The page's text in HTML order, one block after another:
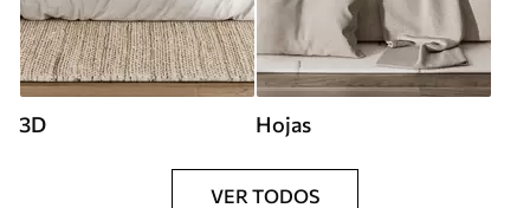
3D Hojas
VER TODOS